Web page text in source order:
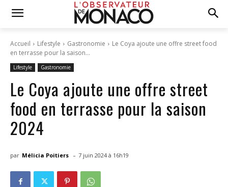
Accueil Lifestyle Gastronomie
Le Coya ajoute une offre street food
en terrasse pour la saison...
Lifestyle Gastronomie
Le Coya ajoute une offre street
food en terrasse pour la saison
2024
par Mélicia Poitiers - 7 juin 2024 à 16h19